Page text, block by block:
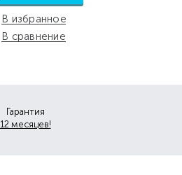
Гарантия
12 месяцев!
В избранное
В сравнение